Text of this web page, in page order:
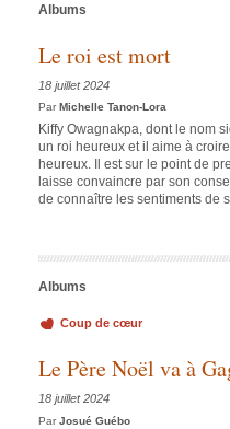
Albums
Le roi est mort
18 juillet 2024
ParMichelle Tanon-Lora
Kiffy Owagnakpa, dont le nom
un roi heureux et il aime à
heureux. Il est sur le point de
laisse convaincre par son
de connaître les sentiments de
Albums
Coup de cœur
Le Père Noël va à
18 juillet 2024
ParJosué Guébo